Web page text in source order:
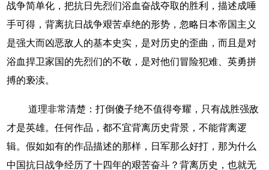
战争简单化，把抗日先烈们浴血奋战夺取的胜利，描述成唾
手可得，背离抗日战争艰苦卓绝的形势，忽略日本帝国主义
是强大而凶恶敌人的基本史实，是对历史的歪曲，而且是对
浴血捍卫家国的先烈们的不敬，是对他们冒险犯难、英勇拼
搏的亵渎。
道理非常清楚：打倒傻子绝不值得夸耀，只有战胜强敌
才是英雄。任何作品，都不宜背离历史背景，不能背离逻
辑。假如如有的作品描述的那样，日军那么好打，那为什么
中国抗日战争经历了十四年的艰苦奋斗？背离历史，也就无